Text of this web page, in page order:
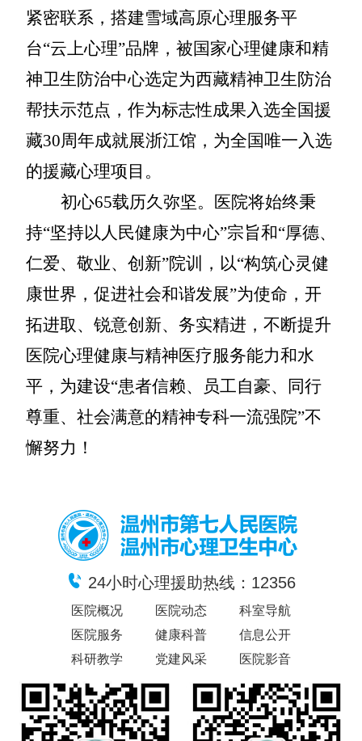
紧密联系，搭建雪域高原心理服务平
台“云上心理”品牌，被国家心理健康和精
神卫生防治中心选定为西藏精神卫生防治
帮扶示范点，作为标志性成果入选全国援
藏30周年成就展浙江馆，为全国唯一入选
的援藏心理项目 。
初心65载历久弥坚。医院将始终秉
持“坚持以人民健康为中心”宗旨和“厚德、
仁爱、敬业、创新”院训，以“构筑心灵健
康世界，促进社会和谐发展”为使命，开
拓进取、锐意创新、 务实精进，不断提升
医院心理健康与精神医疗服务能力和水
平，为建设“患者信赖、员工自豪、同行
尊重、社会满意的精神专科一流强院”不
懈努力！
24小时心理援助热线：12356
医院概况 医院动态
科室导航
医院服务
健康科普
信息公开
科研教学
党建风采 医院影音